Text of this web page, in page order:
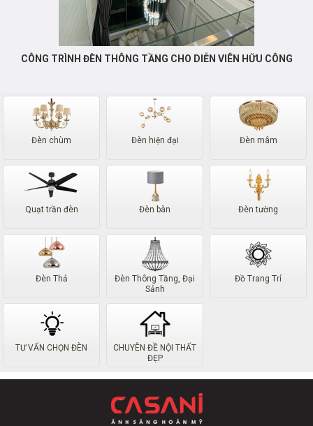
CÔNG TRÌNH ĐÈN THÔNG TẦNG CHO DIỄN VIÊN HỮU CÔNG
Đèn chùm Đèn hiện đại Đèn mâm
Quạt trần đèn Đèn bàn Đèn tường
Đèn Thả
Đèn Thông Tầng, Đại
Sảnh
Đồ Trang Trí
TƯ VẤN CHỌN ĐÈN
CHUYÊN ĐỀ NỘI THẤT
ĐẸP